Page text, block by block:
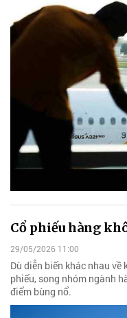
Cổ phiếu hàng
29/05/2026 11:00
Dù diễn biến khác nhau
phiếu, song nhóm ngành
điểm bùng nổ.